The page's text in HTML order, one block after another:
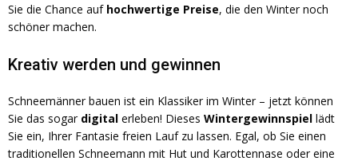
Sie die Chance auf hochwertige Preise, die den Winter noch
schöner machen.
Kreativ werden und gewinnen
Schneemänner bauen ist ein Klassiker im Winter – jetzt können
Sie das sogar digital erleben! Dieses Wintergewinnspiel lädt
Sie ein, Ihrer Fantasie freien Lauf zu lassen. Egal, ob Sie einen
traditionellen Schneemann mit Hut und Karottennase oder eine